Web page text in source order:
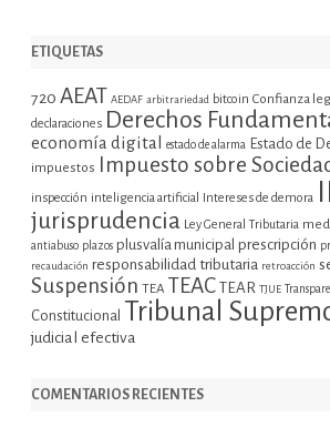
ETIQUETAS
720 AEAT AEDAF arbitrariedad bitcoin Confianza
declaraciones Derechos
economía digital estado de alarma Estado de
impuestos Impuesto sobre
inspección inteligencia artificial Intereses de demora
jurisprudencia Ley General Tributaria
antiabuso plazos plusvalía municipal prescripción
recaudación responsabilidad tributaria retroacción
Suspensión TEA TEAC TEAR TJUE
Constitucional Tribunal
judicial efectiva
COMENTARIOS RECIENTES